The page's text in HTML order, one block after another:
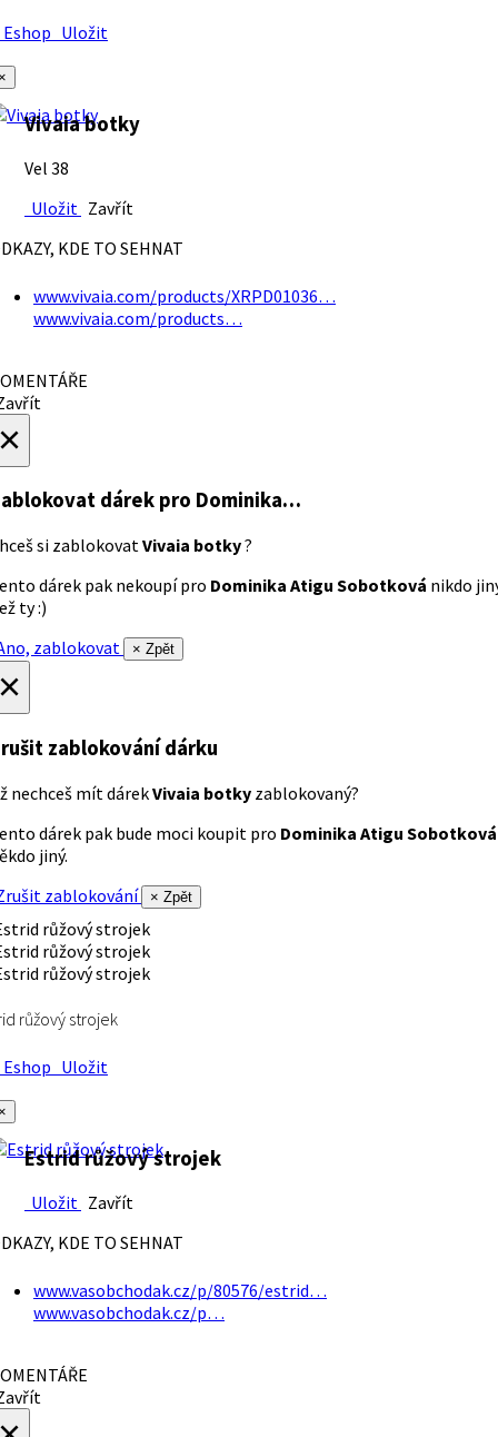
Uložit
Vivaia botky
Vel 38
Uložit Zavřít
KDE TO SEHNAT
www.vivaia.com/products/XRPD01036…
www.vivaia.com/products…
dárek pro Dominika…
si zablokovatVivaia botky?
dárek pak nekoupí pro Dominika Atigu Sobotková nikdo
ty :)
zablokovat
× Zpět
zablokování dárku
nechceš mít dárekVivaia botky zablokovaný?
dárek pak bude moci koupit pro Dominika Atigu Sobotková
jiný.
zablokování
× Zpět
růžový strojek
Uložit
Estrid růžový strojek
Uložit Zavřít
KDE TO SEHNAT
www.vasobchodak.cz/p/80576/estrid…
www.vasobchodak.cz/p…